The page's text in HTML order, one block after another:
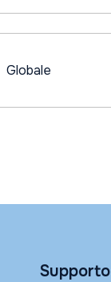
Globale
Supporto